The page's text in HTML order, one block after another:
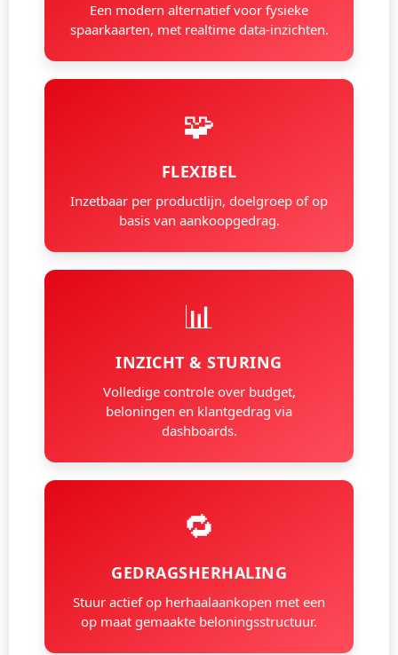
Een modern alternatief voor fysieke
spaarkaarten, met realtime data-inzichten.
🧩
FLEXIBEL
Inzetbaar per productlijn, doelgroep of op
basis van aankoopgedrag.
📊
INZICHT & STURING
Volledige controle over budget,
beloningen en klantgedrag via
dashboards.
🔁
GEDRAGSHERHALING
Stuur actief op herhaalaankopen met een
op maat gemaakte beloningsstructuur.